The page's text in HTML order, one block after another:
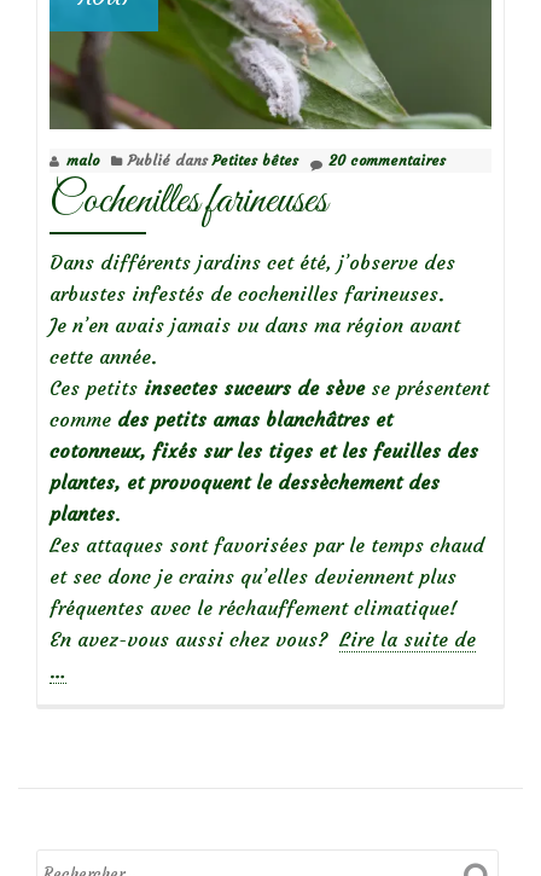
malo Publié dansPetites bêtes 20 commentaires
Cochenilles farineuses
Dans différents jardins cet été, j’observe des
arbustes infestés de cochenilles farineuses.
Je n’en avais jamais vu dans ma région avant
cette année.
Ces petits insectes suceurs de sèvese présentent
comme des petits amas blanchâtres et
cotonneux, fixés sur les tiges et les feuilles des
plantes, etprovoquent le dessèchement des
plantes.
Les attaques sont favorisées par le temps chaud
et sec donc je crains qu’elles deviennent plus
fréquentes avec le réchauffement climatique!
En avez-vous aussi chez vous? Lire la suite deà
…